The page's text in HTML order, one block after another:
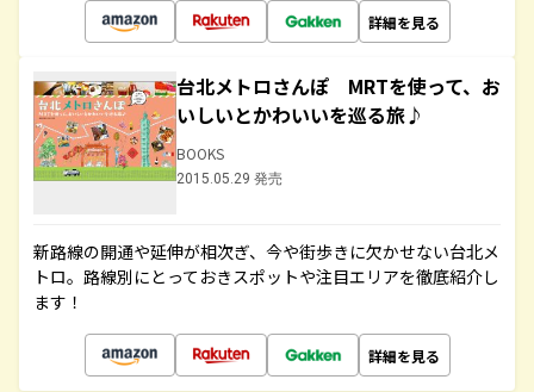
詳細を見る
台北メトロさんぽ MRTを使って、お
いしいとかわいいを巡る旅♪
BOOKS
2015.05.29 発売
新路線の開通や延伸が相次ぎ、今や街歩きに欠かせない台北メ
トロ。路線別にとっておきスポットや注目エリアを徹底紹介し
ます！
詳細を見る